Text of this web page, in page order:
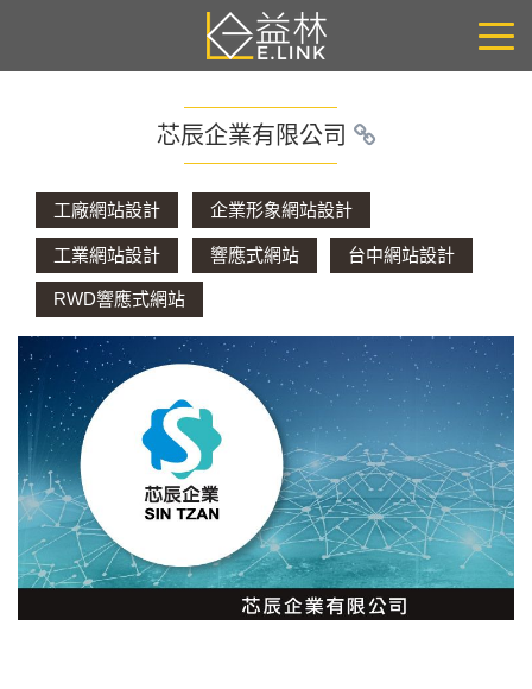
芯辰企業有限公司
工廠網站設計 企業形象網站設計
工業網站設計 響應式網站 台中網站設計
RWD響應式網站